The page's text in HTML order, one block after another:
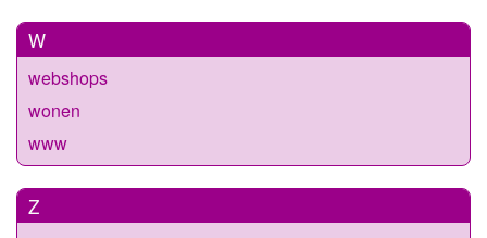
W
webshops
wonen
www
Z